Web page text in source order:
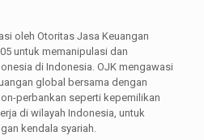
oleh Otoritas Jasa Keuangan
untuk memanipulasi dan
di Indonesia. OJK mengawasi
global bersama dengan
perbankan seperti kepemilikan
di wilayah Indonesia, untuk
kendala syariah.